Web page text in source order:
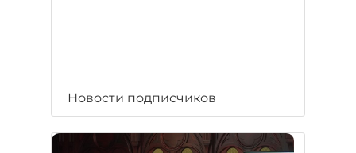
Новости подписчиков